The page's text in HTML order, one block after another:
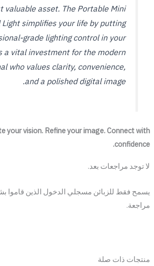
valuable asset. The Portable Mini
Light simplifies your life by putting
grade lighting control in your
a vital investment for the modern
who values clarity, convenience,
and a polished digital image.
your vision. Refine your image. Connect with
confidence.
لا توجد مراجعات بعد.
يسمح فقط للزبائن مسجلي الدخول الذين قاموا
مراجعة.
منتجات ذات صلة